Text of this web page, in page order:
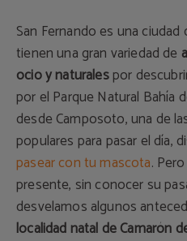
San Fernando es una
tienen una gran variedad de
ocio y naturalespor
por el Parque Natural Bahía
desde Camposoto, una de
populares para pasar el día,
pasear con tu mascota.
presente, sin conocer su
desvelamos algunos
localidad natal de Camarón